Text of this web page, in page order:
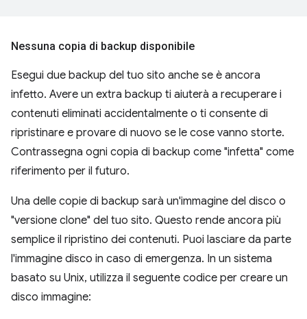
Nessuna copia di backup disponibile
Esegui due backup del tuo sito anche se è ancora
infetto. Avere un extra backup ti aiuterà a recuperare i
contenuti eliminati accidentalmente o ti consente di
ripristinare e provare di nuovo se le cose vanno storte.
Contrassegna ogni copia di backup come "infetta" come
riferimento per il futuro.
Una delle copie di backup sarà un'immagine del disco o
"versione clone" del tuo sito. Questo rende ancora più
semplice il ripristino dei contenuti. Puoi lasciare da parte
l'immagine disco in caso di emergenza. In un sistema
basato su Unix, utilizza il seguente codice per creare un
disco immagine: